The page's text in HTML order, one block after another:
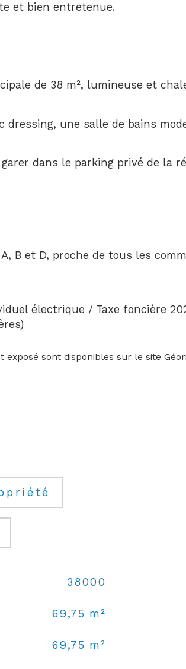
et bien entretenue.
de 38 m², lumineuse et
une salle de bains
dans le parking privé de la
B et D, proche de tous les
électrique / Taxe foncière
exposé sont disponibles sur le site
38000
69,75 m²
69,75 m²